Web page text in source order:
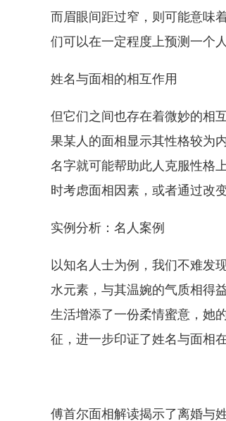
而眉眼间距过窄，则可能意味
们可以在一定程度上预测一个
姓名与面相的相互作用
但它们之间也存在着微妙的相
果某人的面相显示其性格较为
名字就可能帮助此人克服性格
时考虑面相因素，或者通过改
实例分析：名人案例
以知名人士为例，我们不难发
水元素，与其温婉的气质相得
生活增添了一份柔情蜜意，她
征，进一步印证了姓名与面相
傅首尔面相解读揭示了离婚与